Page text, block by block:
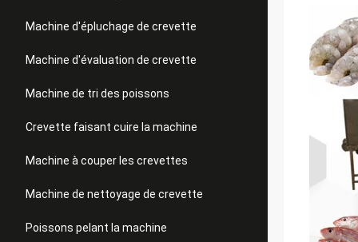
Machine d'épluchage de crevette
Machine d'évaluation de crevette
Machine de tri des poissons
Crevette faisant cuire la machine
Machine à couper les crevettes
Machine de nettoyage de crevette
Poissons pelant la machine